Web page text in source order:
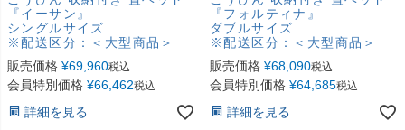
『イーサン』
シングルサイズ
※配送区分：＜大型商品＞
販売価格 ¥69,960税込
会員特別価格 ¥66,462税込
詳細を見る
『フォルティナ』
ダブルサイズ
※配送区分：＜大型商品＞
販売価格 ¥68,090税込
会員特別価格 ¥64,685税込
詳細を見る